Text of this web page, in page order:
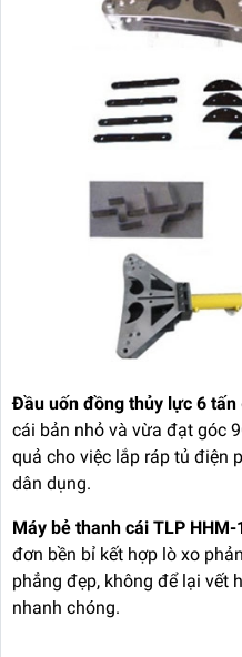
Đầu uốn đồng thủy lực 6 tấn
cái bản nhỏ và vừa đạt góc
quả cho việc lắp ráp tủ điện
dân dụng.
Máy bẻ thanh cái TLP HHM-
đơn bền bỉ kết hợp lò xo
phẳng đẹp, không để lại vết
nhanh chóng.